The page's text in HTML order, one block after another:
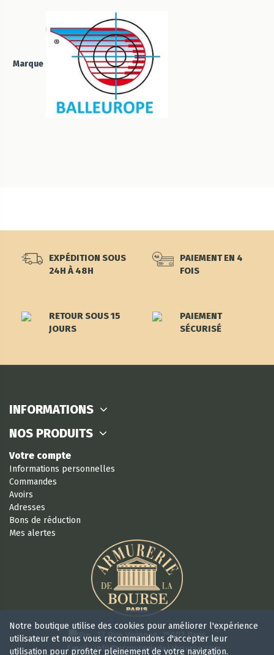
Marque
EXPÉDITION SOUS
24H À 48H
PAIEMENT EN 4
FOIS
RETOUR SOUS 15
JOURS
PAIEMENT
SÉCURISÉ
INFORMATIONS
NOS PRODUITS
Votre compte
Informations personnelles
Commandes
Avoirs
Adresses
Bons de réduction
Mes alertes
37 Rue Vivienne, 75002 Paris
Email : info@armureriedelabourse.com
Notre boutique utilise des cookies pour améliorer l'expérience
utilisateur et nous vous recommandons d'accepter leur
utilisation pour profiter pleinement de votre navigation.